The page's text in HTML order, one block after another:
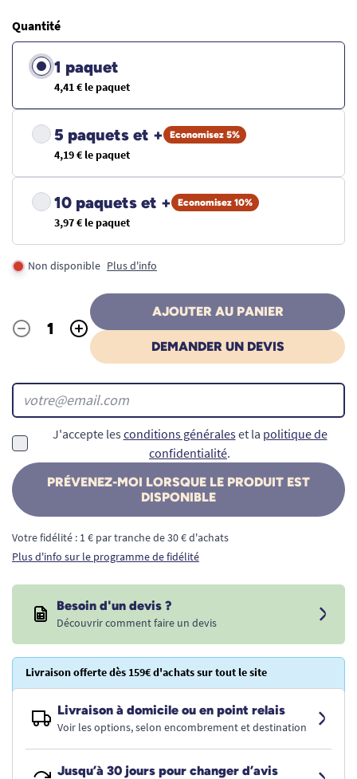
Quantité
1 paquet
4,41 € le paquet
5 paquets et + Economisez 5%
4,19 € le paquet
10 paquets et + Economisez 10%
3,97 € le paquet
Non disponible Plus d'info
Quantité
- +
AJOUTER AU PANIER
DEMANDER UN DEVIS
J'accepte les conditions généraleset la politique de
confidentialité.
PRÉVENEZ-MOI LORSQUE LE PRODUIT EST
DISPONIBLE
Votre fidélité : 1 € par tranche de 30 € d'achats
Plus d'info sur le programme de fidélité
Besoin d'un devis ?
Découvrir comment faire un devis
Livraison offerte dès 159€ d'achats sur tout le site
Livraison à domicile ou en point relais
Voir les options, selon encombrement et destination
Jusqu’à 30 jours pour changer d’avis